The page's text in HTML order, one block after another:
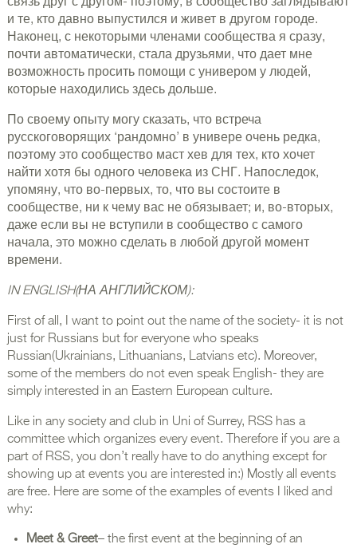
связь друг с другом- поэтому, в сообщество заглядывают
и те, кто давно выпустился и живет в другом городе.
Наконец, с некоторыми членами сообщества я сразу,
почти автоматически, стала друзьями, что дает мне
возможность просить помощи с универом у людей,
которые находились здесь дольше.
По своему опыту могу сказать, что встреча
русскоговорящих ‘рандомно’ в универе очень редка,
поэтому это сообщество маст хев для тех, кто хочет
найти хотя бы одного человека из СНГ. Напоследок,
упомяну, что во-первых, то, что вы состоите в
сообществе, ни к чему вас не обязывает; и, во-вторых,
даже если вы не вступили в сообщество с самого
начала, это можно сделать в любой другой момент
времени.
IN ENGLISH(НА АНГЛИЙСКОМ):
First of all, I want to point out the name of the society- it is not
just for Russians but for everyone who speaks
Russian(Ukrainians, Lithuanians, Latvians etc). Moreover,
some of the members do not even speak English- they are
simply interested in an Eastern European culture.
Like in any society and club in Uni of Surrey, RSS has a
committee which organizes every event. Therefore if you are a
part of RSS, you don’t really have to do anything except for
showing up at events you are interested in:) Mostly all events
are free. Here are some of the examples of events I liked and
why:
Meet & Greet– the first event at the beginning of an